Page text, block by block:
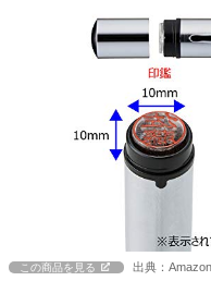
この商品を見る 出典：Amazon